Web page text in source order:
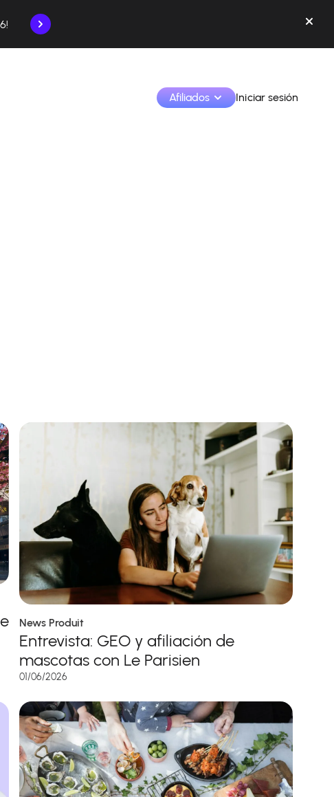
Afiliados Iniciar sesión
News Produit
Entrevista: GEO y afiliación de
mascotas con Le Parisien
01/06/2026